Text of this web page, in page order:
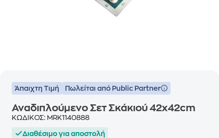
Άπαιχτη Τιμή Πωλείται από Public Partner
Αναδιπλούμενο Σετ Σκάκιού 42x42cm
ΚΩΔΙΚΟΣ: MRK1140888
Διαθέσιμο για αποστολή